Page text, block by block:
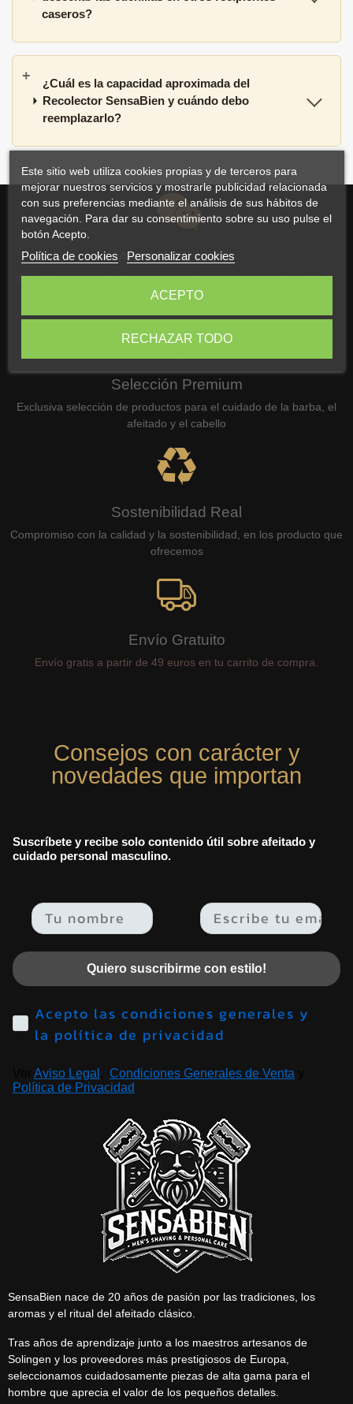
caseros?
¿Cuál es la capacidad aproximada del
Recolector SensaBien y cuándo debo
reemplazarlo?
Este sitio web utiliza cookies propias y de terceros para
mejorar nuestros servicios y mostrarle publicidad relacionada
con sus preferencias mediante el análisis de sus hábitos de
navegación. Para dar su consentimiento sobre su uso pulse el
botón Acepto.
Política de cookies Personalizar cookies
RECHAZAR TODO
ACEPTO
Atención Experta
Atención personalizada y asesoramiento por correo electrónico,
WhatsApp o teléfono
Selección Premium
Exclusiva selección de productos para el cuidado de la barba, el
afeitado y el cabello
Sostenibilidad Real
Compromiso con la calidad y la sostenibilidad, en los producto que
ofrecemos
Envío Gratuito
Envío gratis a partir de 49 euros en tu carrito de compra.
Consejos con carácter y
novedades que importan
Suscríbete y recibe solo contenido útil sobre afeitado y
cuidado personal masculino.
Email
Quiero suscribirme con estilo!
Acepto las condiciones generales y
la política de privacidad
Aviso Legal Condiciones Generales de Venta
Política de Privacidad
SensaBien nace de 20 años de pasión por las tradiciones, los
aromas y el ritual del afeitado clásico.
Tras años de aprendizaje junto a los maestros artesanos de
Solingen y los proveedores más prestigiosos de Europa,
seleccionamos cuidadosamente piezas de alta gama para el
hombre que aprecia el valor de los pequeños detalles.